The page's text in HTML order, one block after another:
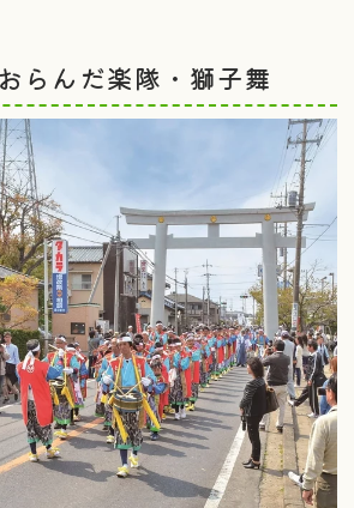
らんだ楽隊・獅子舞